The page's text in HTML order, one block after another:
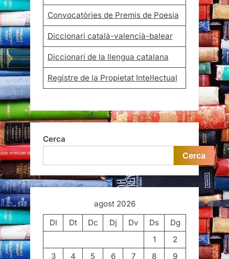
Convocatòries de Premis de Poesia
Diccionari català-valencià-balear
Diccionari de la llengua catalana
Registre de la Propietat Intel·lectual
Cerca
Cerca
agost 2026
Dl
Dt Dc Dj Dv Ds
Dg
1
2
3
4 5 6 7 8
9